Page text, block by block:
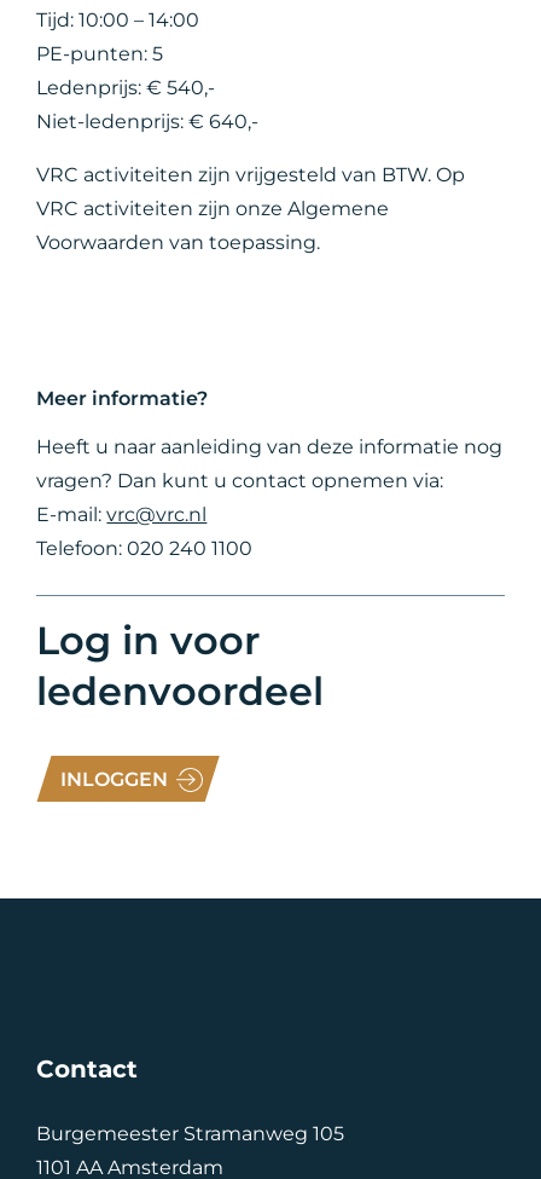
Tijd: 10:00 – 14:00
PE-punten: 5
Ledenprijs: € 540,-
Niet-ledenprijs: € 640,-
VRC activiteiten zijn vrijgesteld van BTW. Op
VRC activiteiten zijn onze Algemene
Voorwaarden van toepassing.
Meer informatie?
Heeft u naar aanleiding van deze informatie nog
vragen? Dan kunt u contact opnemen via:
E-mail:vrc@vrc.nl
Telefoon: 020 240 1100
Log in voor
ledenvoordeel
INLOGGEN
Contact
Burgemeester Stramanweg 105
1101 AA Amsterdam